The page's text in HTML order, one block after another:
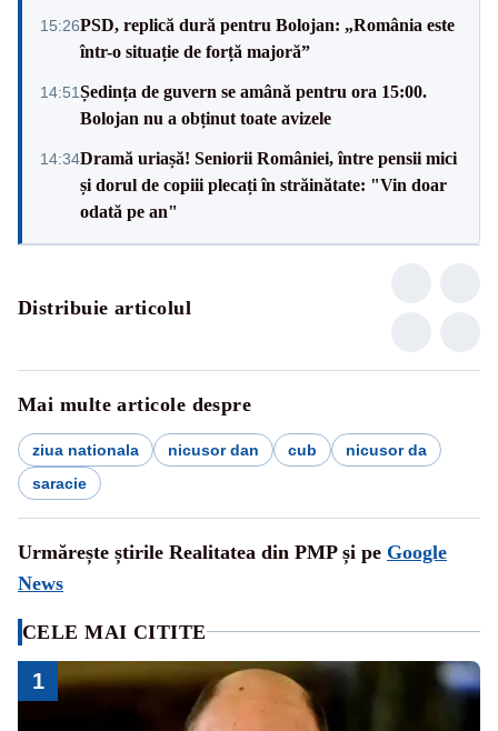
15:26PSD, replică dură pentru Bolojan: „România este
într-o situație de forță majoră”
14:51Ședința de guvern se amână pentru ora 15:00.
Bolojan nu a obținut toate avizele
14:34Dramă uriașă! Seniorii României, între pensii mici
și dorul de copiii plecați în străinătate: "Vin doar
odată pe an"
Distribuie articolul
Mai multe articole despre
ziua nationala nicusor dan cub
nicusor da
saracie
Urmărește știrile Realitatea din PMP și pe Google
News
CELE MAI CITITE
1